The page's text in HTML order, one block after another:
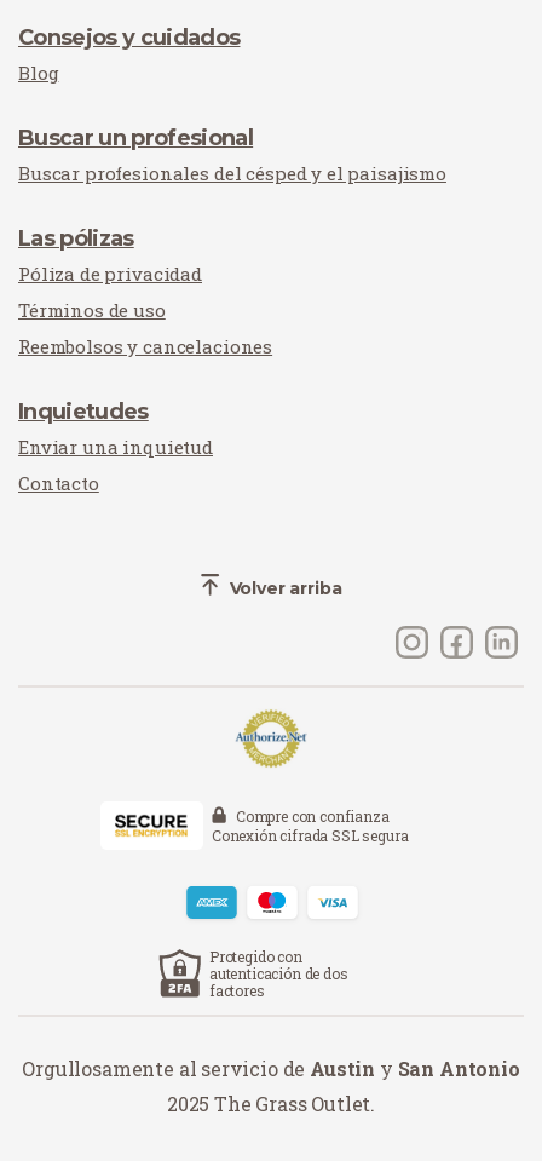
Consejos y cuidados
Blog
Buscar un profesional
Buscar profesionales del césped y el paisajismo
Las pólizas
Póliza de privacidad
Términos de uso
Reembolsos y cancelaciones
Inquietudes
Enviar una inquietud
Contacto
Volver arriba
Compre con confianza
Conexión cifrada SSL segura
Protegido con
autenticación de dos
factores
Orgullosamente al servicio de Austin y San Antonio
2025 The Grass Outlet.